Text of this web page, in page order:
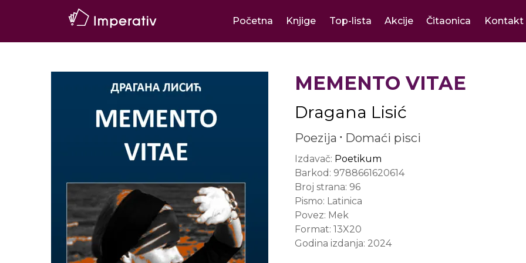
Početna Knjige Top-lista Akcije Čitaonica Kontakt
MEMENTO VITAE
Dragana Lisić
Poezija Domaći pisci
Izdavač: Poetikum
Barkod: 9788661620614
Broj strana: 96
Pismo: Latinica
Povez: Mek
Format: 13X20
Godina izdanja: 2024